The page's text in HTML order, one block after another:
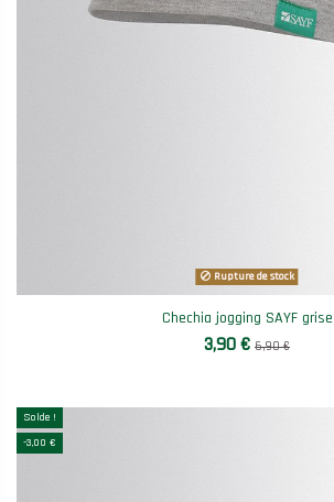
Rupture de stock
Chechia jogging SAYF grise
3,90 € 6,90 €
Solde !
-3,00 €